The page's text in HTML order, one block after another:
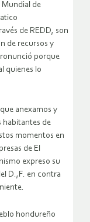
Mundial de
de REDD, son
de recursos y
porque
quienes lo
anexamos y
habitantes de
momentos en
de El
expreso su
D.,F. en contra
hondureño